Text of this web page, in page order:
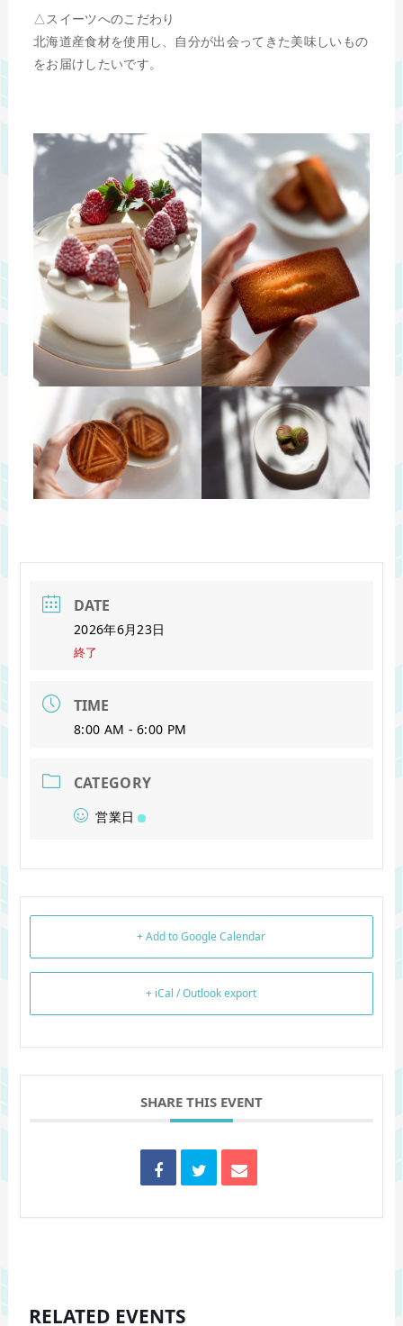
△スイーツへのこだわり
北海道産食材を使用し、自分が出会ってきた美味しいもの
をお届けしたいです。
DATE
2026年6月23日
終了
TIME
8:00 AM - 6:00 PM
CATEGORY
営業日
+ Add to Google Calendar
+ iCal / Outlook export
SHARE THIS EVENT
RELATED EVENTS